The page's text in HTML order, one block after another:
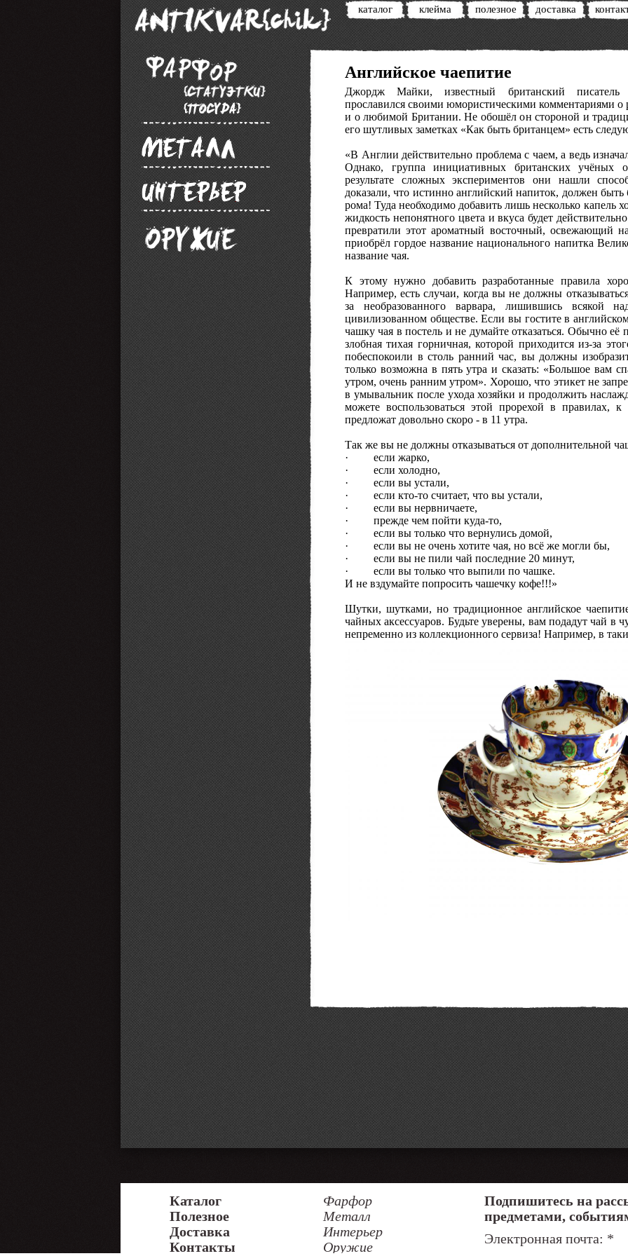
каталог клейма полезное доставка
Английское чаепитие
Джордж Майки, известный британский писатель
прославился своими юмористическими комментариями о
и о любимой Британии. Не обошёл он стороной и
его шутливых заметках «Как быть британцем» есть
«В Англии действительно проблема с чаем, а ведь
Однако, группа инициативных британских учёных
результате сложных экспериментов они нашли
доказали, что истинно английский напиток, должен быть
рома! Туда необходимо добавить лишь несколько капель
жидкость непонятного цвета и вкуса будет
превратили этот ароматный восточный, освежающий
приобрёл гордое название национального напитка
название чая.
К этому нужно добавить разработанные правила
Например, есть случаи, когда вы не должны
за необразованного варвара, лишившись всякой
цивилизованном обществе. Если вы гостите в
чашку чая в постель и не думайте отказаться. Обычно её
злобная тихая горничная, которой приходится из-за
побеспокоили в столь ранний час, вы должны
только возможна в пять утра и сказать: «Большое вам
утром, очень ранним утром». Хорошо, что этикет не
в умывальник после ухода хозяйки и продолжить
можете воспользоваться этой прорехой в
предложат довольно скоро - в 11 утра.
Так же вы не должны отказываться от дополнительной
· если жарко,
· если холодно,
· если вы устали,
· если кто-то считает, что вы устали,
· если вы нервничаете,
· прежде чем пойти куда-то,
· если вы только что вернулись домой,
· если вы не очень хотите чая, но всё же могли бы,
· если вы не пили чай последние 20 минут,
· если вы только что выпили по чашке.
И не вздумайте попросить чашечку кофе!!!»
Шутки, шутками, но традиционное английское
чайных аксессуаров. Будьте уверены, вам подадут чай в
непременно из коллекционного сервиза! Например, в
Каталог
Полезное
Доставка
Контакты
Фарфор
Металл
Интерьер
Оружие
Подпишитесь на
предметами,
Электронная почта: *